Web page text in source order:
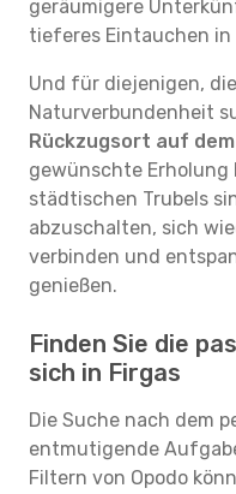
geräumigere
tieferes Eintauchen in
Und für diejenigen,
Naturverbundenheit
Rückzugsort auf
gewünschte Erholung
städtischen Trubels
abzuschalten, sich
verbinden und
genießen.
Finden Sie die
sich in Firgas
Die Suche nach dem
entmutigende
Filtern von Opodo